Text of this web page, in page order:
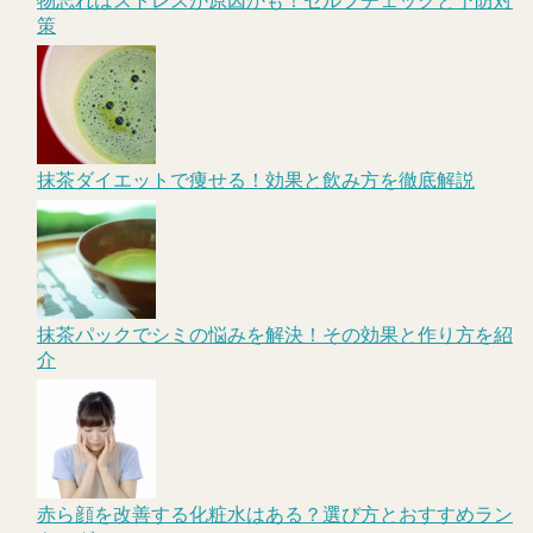
策
抹茶ダイエットで痩せる！効果と飲み方を徹底解説
抹茶パックでシミの悩みを解決！その効果と作り方を紹
介
赤ら顔を改善する化粧水はある？選び方とおすすめラン